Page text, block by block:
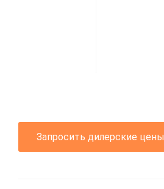
Запросить дилерские цены